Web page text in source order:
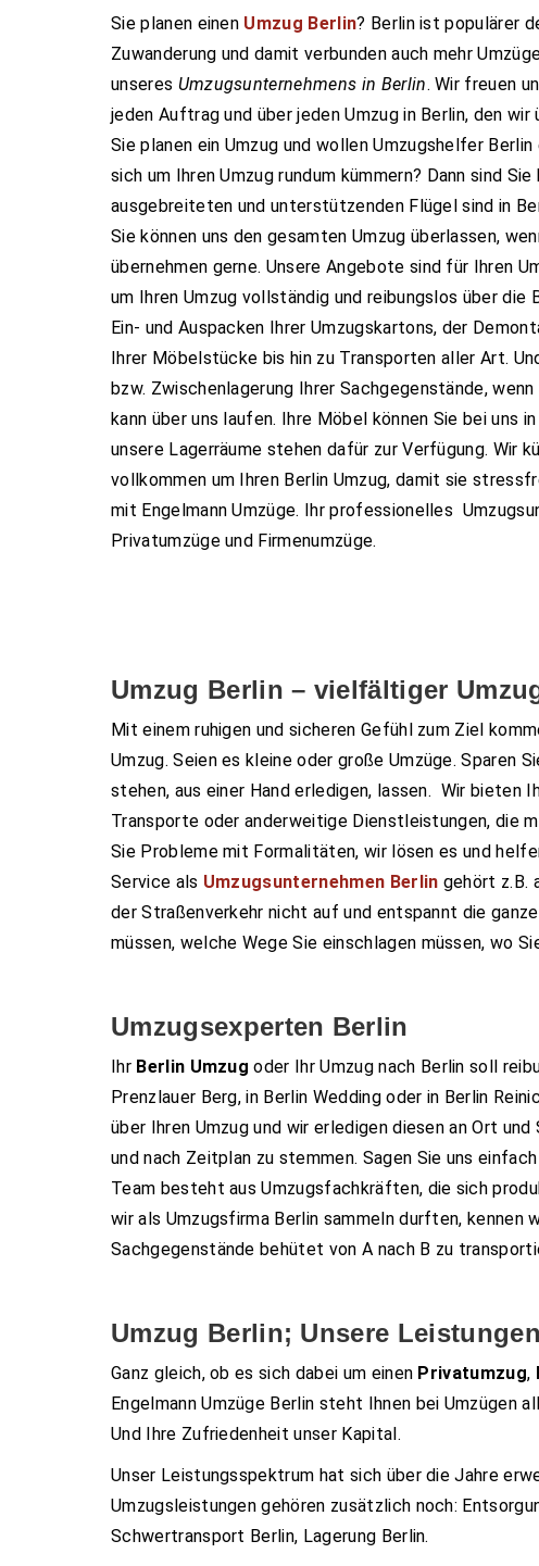
Sie planen einen Umzug Berlin? Berlin ist populärer
Zuwanderung und damit verbunden auch mehr
unseres Umzugsunternehmens in Berlin. Wir freuen
jeden Auftrag und über jeden Umzug in Berlin, den wir
Sie planen ein Umzug und wollen Umzugshelfer
sich um Ihren Umzug rundum kümmern? Dann sind
ausgebreiteten und unterstützenden Flügel sind in
Sie können uns den gesamten Umzug überlassen,
übernehmen gerne. Unsere Angebote sind für Ihren
um Ihren Umzug vollständig und reibungslos über die
Ein- und Auspacken Ihrer Umzugskartons, der
Ihrer Möbelstücke bis hin zu Transporten aller Art.
bzw. Zwischenlagerung Ihrer Sachgegenstände,
kann über uns laufen. Ihre Möbel können Sie bei uns
unsere Lagerräume stehen dafür zur Verfügung. Wir
vollkommen um Ihren Berlin Umzug, damit sie
mit Engelmann Umzüge. Ihr professionelles
Privatumzüge und Firmenumzüge.
Umzug Berlin – vielfältiger
Mit einem ruhigen und sicheren Gefühl zum Ziel
Umzug. Seien es kleine oder große Umzüge. Sparen
stehen, aus einer Hand erledigen, lassen. Wir bieten
Transporte oder anderweitige Dienstleistungen, die
Sie Probleme mit Formalitäten, wir lösen es und
Service als Umzugsunternehmen Berlin gehört z.B.
der Straßenverkehr nicht auf und entspannt die
müssen, welche Wege Sie einschlagen müssen, wo
Umzugsexperten Berlin
IhrBerlin Umzug oder Ihr Umzug nach Berlin soll
Prenzlauer Berg, in Berlin Wedding oder in Berlin
über Ihren Umzug und wir erledigen diesen an Ort
und nach Zeitplan zu stemmen. Sagen Sie uns
Team besteht aus Umzugsfachkräften, die sich
wir als Umzugsfirma Berlin sammeln durften, kennen
Sachgegenstände behütet von A nach B zu
Umzug Berlin; Unsere Leistungen
Ganz gleich, ob es sich dabei um einen Privatumzug,
Engelmann Umzüge Berlin steht Ihnen bei
Und Ihre Zufriedenheit unser Kapital.
Unser Leistungsspektrum hat sich über die Jahre
Umzugsleistungen gehören zusätzlich noch:
Schwertransport Berlin, Lagerung Berlin.